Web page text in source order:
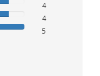
4
4
5